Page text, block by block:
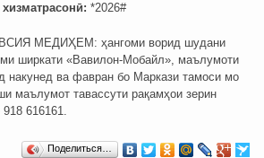
*2026#
МЕДИҲЕМ: ҳангоми ворид шудани
ширкати «Вавилон-Мобайл», маълумоти
накунед ва фавран бо Маркази тамоси мо
маълумот тавассути рақамҳои зерин
616161.
Поделиться…